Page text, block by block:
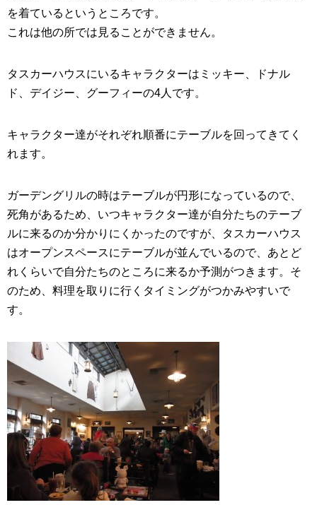
を着ているというところです。
これは他の所では見ることができません。
タスカーハウスにいるキャラクターはミッキー、ドナル
ド、デイジー、グーフィーの4人です。
キャラクター達がそれぞれ順番にテーブルを回ってきてく
れます。
ガーデングリルの時はテーブルが円形になっているので、
死角があるため、いつキャラクター達が自分たちのテーブ
ルに来るのか分かりにくかったのですが、タスカーハウス
はオープンスペースにテーブルが並んでいるので、あとど
れくらいで自分たちのところに来るか予測がつきます。そ
のため、料理を取りに行くタイミングがつかみやすいで
す。